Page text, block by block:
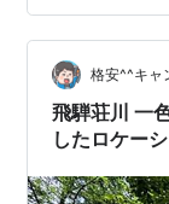
間飛吊橋を渡
しよう！ スノ
ノーピーク ヘ
忘れて買い出
泉 桜香の湯で
格安^^キャ
飛騨荘川 一
したロケー